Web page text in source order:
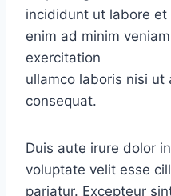
incididunt ut labore
enim ad minim
exercitation
ullamco laboris nisi ut
consequat.
Duis aute irure dolor
voluptate velit esse
pariatur. Excepteur